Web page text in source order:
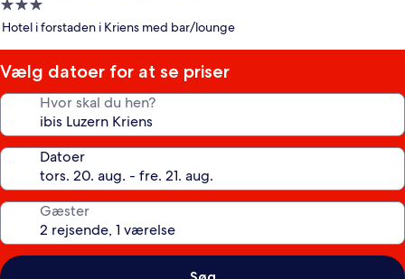
3.0-
stjernet
Hotel i forstaden i Kriens med bar/lounge
Vælg datoer for at se priser
Hvor skal du hen?
Datoer
Gæster